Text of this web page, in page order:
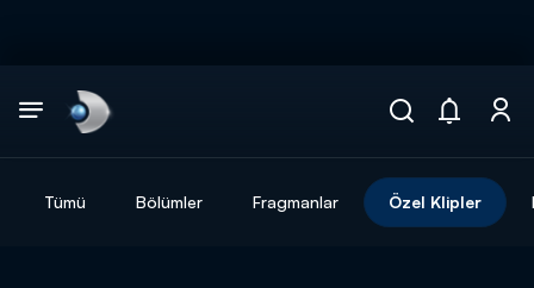
Tümü Bölümler Fragmanlar Özel Klipler